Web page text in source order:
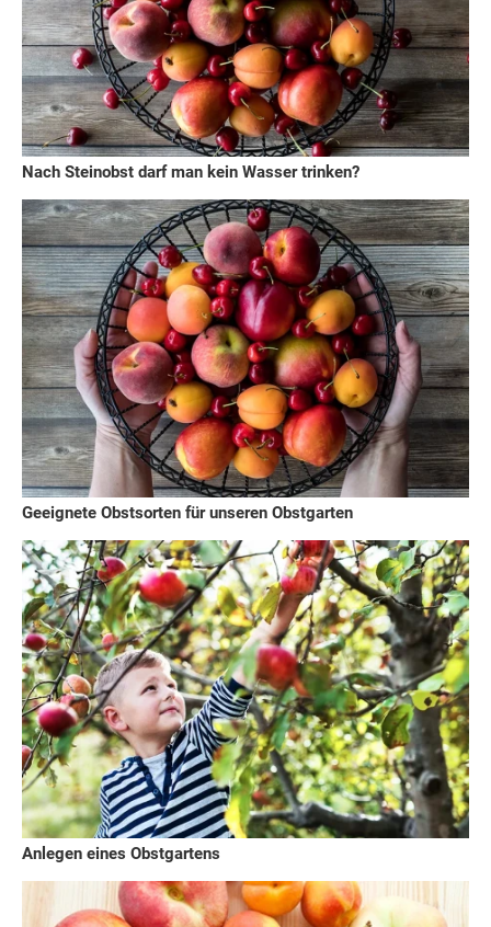
Nach Steinobst darf man kein Wasser trinken?
Geeignete Obstsorten für unseren Obstgarten
Anlegen eines Obstgartens